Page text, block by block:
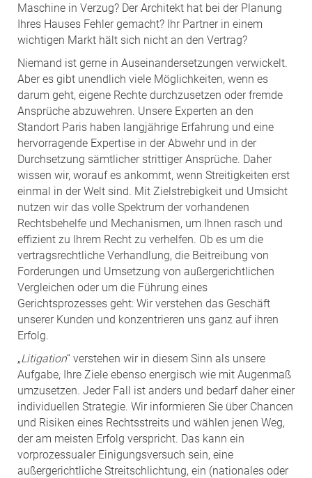
Maschine in Verzug? Der Architekt hat bei der Planung
Ihres Hauses Fehler gemacht? Ihr Partner in einem
wichtigen Markt hält sich nicht an den Vertrag?
Niemand ist gerne in Auseinandersetzungen verwickelt.
Aber es gibt unendlich viele Möglichkeiten, wenn es
darum geht, eigene Rechte durchzusetzen oder fremde
Ansprüche abzuwehren. Unsere Experten an den
Standort Paris haben langjährige Erfahrung und eine
hervorragende Expertise in der Abwehr und in der
Durchsetzung sämtlicher strittiger Ansprüche. Daher
wissen wir, worauf es ankommt, wenn Streitigkeiten erst
einmal in der Welt sind. Mit Zielstrebigkeit und Umsicht
nutzen wir das volle Spektrum der vorhandenen
Rechtsbehelfe und Mechanismen, um Ihnen rasch und
effizient zu Ihrem Recht zu verhelfen. Ob es um die
vertragsrechtliche Verhandlung, die Beitreibung von
Forderungen und Umsetzung von außergerichtlichen
Vergleichen oder um die Führung eines
Gerichtsprozesses geht: Wir verstehen das Geschäft
unserer Kunden und konzentrieren uns ganz auf ihren
Erfolg.
„Litigation“ verstehen wir in diesem Sinn als unsere
Aufgabe, Ihre Ziele ebenso energisch wie mit Augenmaß
umzusetzen. Jeder Fall ist anders und bedarf daher einer
individuellen Strategie. Wir informieren Sie über Chancen
und Risiken eines Rechtsstreits und wählen jenen Weg,
der am meisten Erfolg verspricht. Das kann ein
vorprozessualer Einigungsversuch sein, eine
außergerichtliche Streitschlichtung, ein (nationales oder